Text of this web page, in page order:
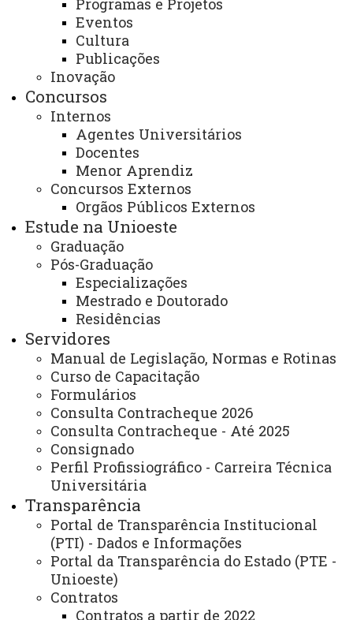
Programas e Projetos
Eventos
Cultura
Publicações
Inovação
Concursos
Internos
Agentes Universitários
Docentes
Menor Aprendiz
Concursos Externos
Orgãos Públicos Externos
Estude na Unioeste
Graduação
Pós-Graduação
Especializações
Mestrado e Doutorado
Residências
Servidores
Manual de Legislação, Normas e Rotinas
Curso de Capacitação
Formulários
Consulta Contracheque 2026
Consulta Contracheque - Até 2025
Consignado
Perfil Profissiográfico - Carreira Técnica
Universitária
Transparência
Portal de Transparência Institucional
(PTI) - Dados e Informações
Portal da Transparência do Estado (PTE -
Unioeste)
Contratos
Contratos a partir de 2022
21 de maio de 2026
Leia Mais
Seriado: conheça essa modalidade do
Vestibular da Unioeste
21 de maio de 2026
Leia Mais
Vestibular Unioeste 2027:
29/11/2026 é a data da prova
É isso mesmo, o resultado acabou de sair e o
próximo já tem data pra acontecer.
Anota aí na sua agenda: dia 29 de novembro
de 2026 é data da prova do Concurso
Vestibular Unioeste 2027.
E não se esqueça de ficar atento às
publicações em nosso site.
Asinscriçõesjá tem data definida:entre os
dias 15 de julho e 8 de outubro.
Conteúdo Programático: